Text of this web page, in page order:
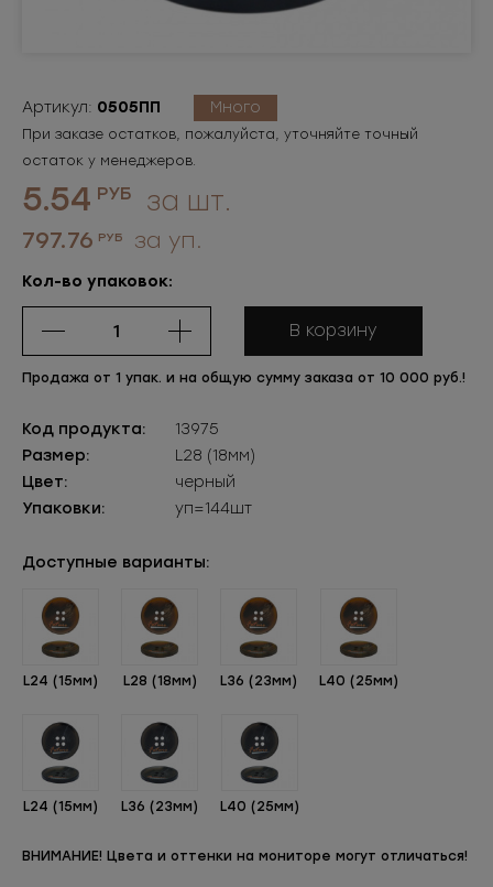
Артикул: 0505ПП Много
При заказе остатков, пожалуйста, уточняйте точный
остаток у менеджеров.
5.54 РУБ за шт.
797.76 РУБ за уп.
Кол-во упаковок:
В корзину
Продажа от 1 упак. и на общую сумму заказа от 10 000 руб.!
Код продукта:
13975
Размер:
L28 (18мм)
Цвет:
черный
Упаковки:
уп=144шт
Доступные варианты:
L24 (15мм) L28 (18мм) L36 (23мм) L40 (25мм)
L24 (15мм) L36 (23мм) L40 (25мм)
ВНИМАНИЕ! Цвета и оттенки на мониторе могут отличаться!